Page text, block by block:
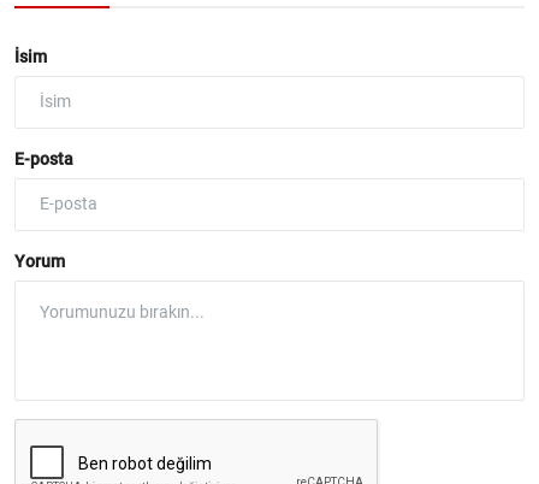
İsim
E-posta
Yorum